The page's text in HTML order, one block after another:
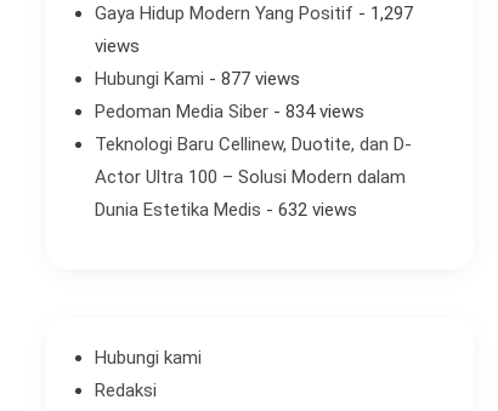
Gaya Hidup Modern Yang Positif - 1,297
views
Hubungi Kami - 877 views
Pedoman Media Siber- 834 views
Teknologi Baru Cellinew, Duotite, dan D-
Actor Ultra 100 – Solusi Modern dalam
Dunia Estetika Medis - 632 views
Hubungi kami
Redaksi